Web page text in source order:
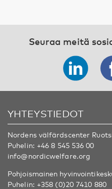
Seuraa meitä
YHTEYSTIEDOT
Nordens välfärdscenter
Puhelin: +46 8 545 536 00
info@nordicwelfare.org
Pohjoismainen
Puhelin: +358 (0)20 7410 880